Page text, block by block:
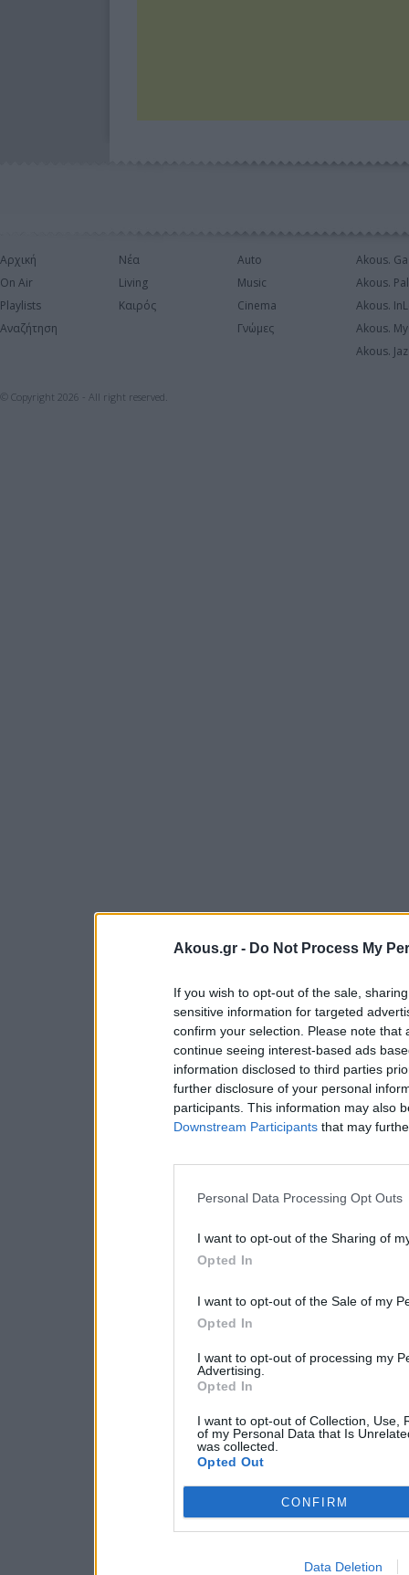
Akous.gr - Do Not Process My
If you wish to opt-out of the sale,
sensitive information for targeted
confirm your selection. Please note
continue seeing interest-based ads
information disclosed to third parties
further disclosure of your personal
participants. This information may also
Downstream Participants that may
Personal Data Processing Opt Outs
I want to opt-out of the Sharing of
Opted In
I want to opt-out of the Sale of my
Opted In
I want to opt-out of processing my
Advertising.
Opted In
I want to opt-out of Collection, Use,
of my Personal Data that Is
was collected.
Opted Out
CONFIRM
Data Deletion
Αρχική
On Air
Playlists
Αναζήτηση
Νέα
Living
Καιρός
Auto
Music
Cinema
Γνώμες
Akous.
Akous.
Akous.
Akous.
Akous.
© Copyright 2026 - All right reserved.